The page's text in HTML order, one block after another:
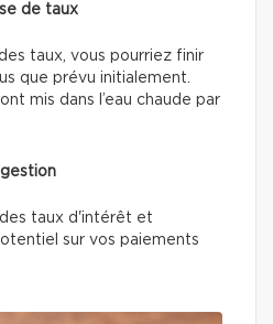
de taux
taux, vous pourriez finir
que prévu initialement.
mis dans l’eau chaude par
taux d'intérêt et
sur vos paiements